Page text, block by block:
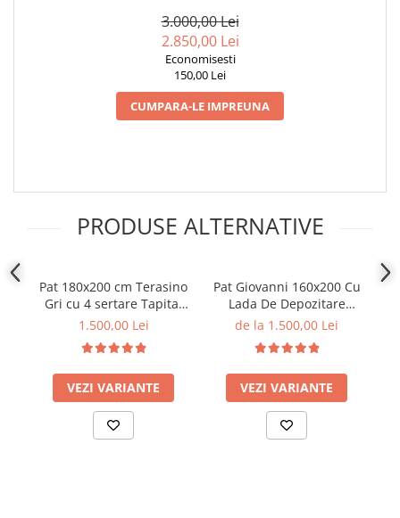
INCLUSA(COD:D1-HLR-19-3.000,00 Lei
2.850,00 Lei
Economisesti
150,00 Lei
CUMPARA-LE IMPREUNA
PRODUSE ALTERNATIVE
Pat 180x200 cm Terasino
Gri cu 4 sertare Tapitat
Catifea Somiera Inclusa
1.500,00 Lei
VEZI VARIANTE
Pat Giovanni 160x200 Cu
Lada De Depozitare
Tapitat Catifea Gri
de la 1.500,00 Lei
VEZI VARIANTE